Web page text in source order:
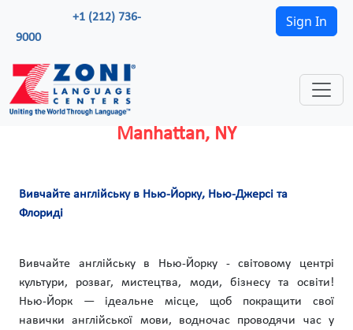
+1 (212) 736-
9000
Sign In
Manhattan, NY
Вивчайте англійську в Нью-Йорку, Нью-Джерсі та
Флориді
Вивчайте англійську в Нью-Йорку - світовому центрі
культури, розваг, мистецтва, моди, бізнесу та освіти!
Нью-Йорк — ідеальне місце, щоб покращити свої
навички англійської мови, водночас проводячи час у